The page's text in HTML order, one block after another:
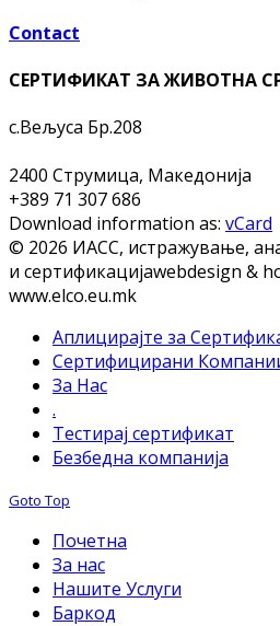
Contact
СЕРТИФИКАТ ЗА ЖИВОТНА
с.Вељуса Бр.208
2400 Струмица, Македонија
+389 71 307 686
Download information as: vCard
© 2026 ИАСС, истражување,
и сертификацијаwebdesign &
www.elco.eu.mk
Аплицирајте за
Сертифицирани
За Нас
.
Тестирај сертификат
Безбедна компанија
Goto Top
Почетна
За нас
Нашите Услуги
Баркод